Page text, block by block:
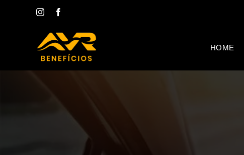
Instagram
HOME